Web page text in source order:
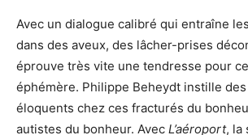
Avec un dialogue calibré qui entraîne
dans des aveux, des lâcher-prises
éprouve très vite une tendresse pour
éphémère. Philippe Beheydt instille
éloquents chez ces fracturés du
autistes du bonheur. Avec L’aéroport, la